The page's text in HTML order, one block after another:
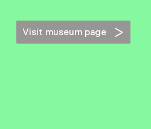
Visit museum page